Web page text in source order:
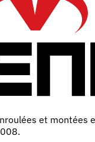
et montées